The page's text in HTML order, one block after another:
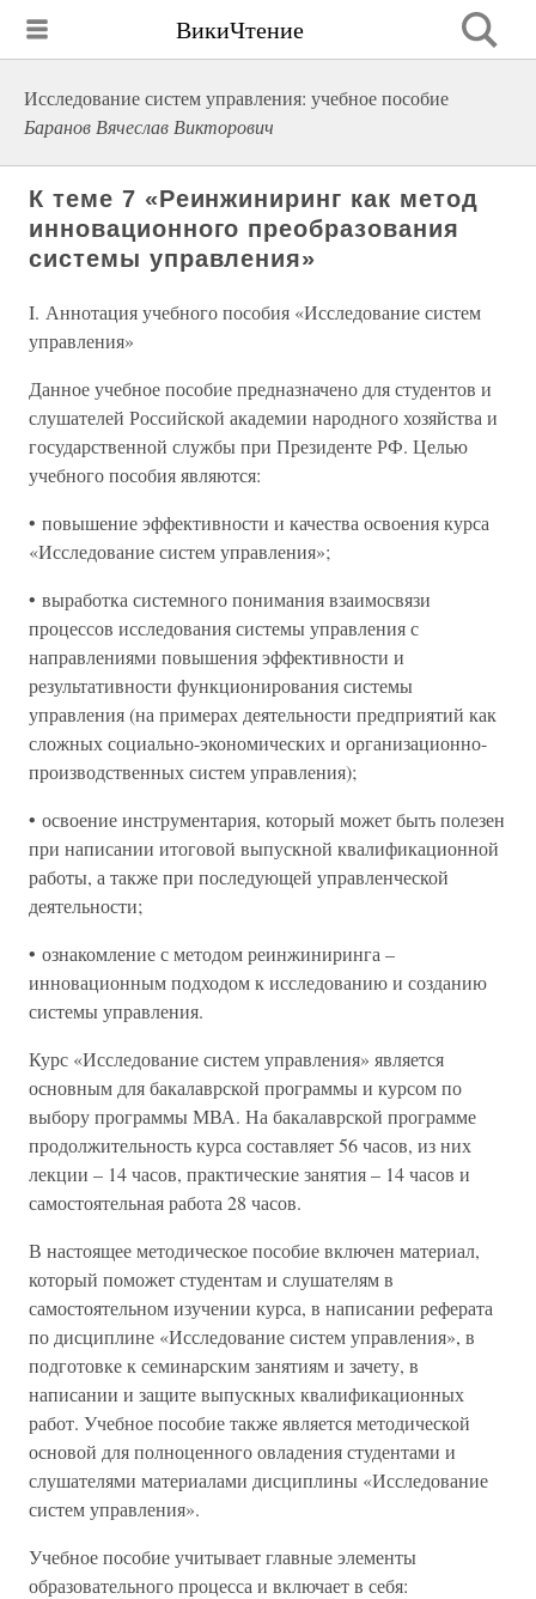
ВикиЧтение
Исследование систем управления: учебное пособие
Баранов Вячеслав Викторович
К теме 7 «Реинжиниринг как метод
инновационного преобразования
системы управления»
I. Аннотация учебного пособия «Исследование систем
управления»
Данное учебное пособие предназначено для студентов и
слушателей Российской академии народного хозяйства и
государственной службы при Президенте РФ. Целью
учебного пособия являются:
• повышение эффективности и качества освоения курса
«Исследование систем управления»;
• выработка системного понимания взаимосвязи
процессов исследования системы управления с
направлениями повышения эффективности и
результативности функционирования системы
управления (на примерах деятельности предприятий как
сложных социально-экономических и организационно-
производственных систем управления);
• освоение инструментария, который может быть полезен
при написании итоговой выпускной квалификационной
работы, а также при последующей управленческой
деятельности;
• ознакомление с методом реинжиниринга –
инновационным подходом к исследованию и созданию
системы управления.
Курс «Исследование систем управления» является
основным для бакалаврской программы и курсом по
выбору программы МВА. На бакалаврской программе
продолжительность курса составляет 56 часов, из них
лекции – 14 часов, практические занятия – 14 часов и
самостоятельная работа 28 часов.
В настоящее методическое пособие включен материал,
который поможет студентам и слушателям в
самостоятельном изучении курса, в написании реферата
по дисциплине «Исследование систем управления», в
подготовке к семинарским занятиям и зачету, в
написании и защите выпускных квалификационных
работ. Учебное пособие также является методической
основой для полноценного овладения студентами и
слушателями материалами дисциплины «Исследование
систем управления».
Учебное пособие учитывает главные элементы
образовательного процесса и включает в себя: